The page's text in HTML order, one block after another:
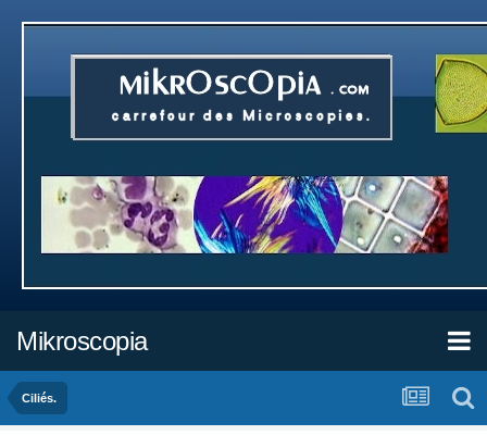
Mikroscopia
Ciliés.